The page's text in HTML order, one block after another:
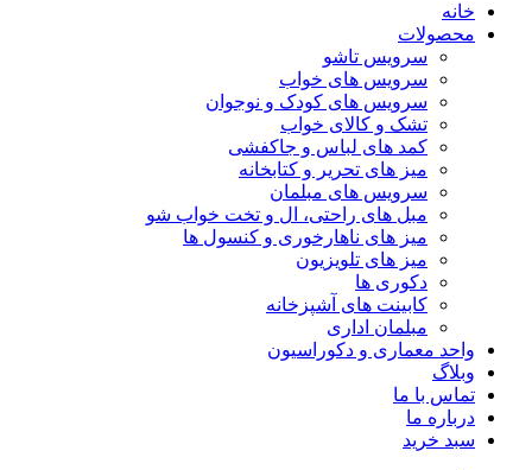
خانه
محصولات
سرویس تاشو
سرویس های خواب
سرویس های کودک و نوجوان
تشک و کالای خواب
کمد های لباس و جاکفشی
میز های تحریر و کتابخانه
سرویس های مبلمان
مبل های راحتی، ال و تخت خواب شو
میز های ناهارخوری و کنسول ها
میز های تلویزیون
دکوری ها
کابینت های آشپزخانه
مبلمان اداری
واحد معماری و دکوراسیون
وبلاگ
تماس با ما
درباره ما
سبد خرید